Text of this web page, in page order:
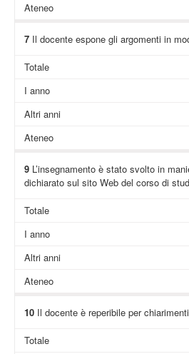
Ateneo
7Il docente espone gli argomenti in
Totale
I anno
Altri anni
Ateneo
9L’insegnamento è stato svolto in
dichiarato sul sito Web del corso di
Totale
I anno
Altri anni
Ateneo
10Il docente è reperibile per
Totale